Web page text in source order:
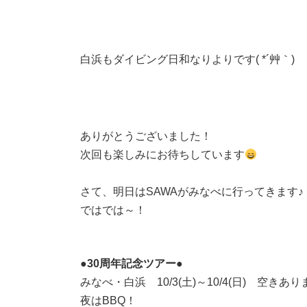
白浜もダイビング日和なりよりです( *´艸｀)
ありがとうございました！
次回も楽しみにお待ちしています
さて、明日はSAWAがみなべに行ってきます♪
ではでは～！
●30周年記念ツアー●
みなべ・白浜 10/3(土)～10/4(日) 空きあり
夜はBBQ！